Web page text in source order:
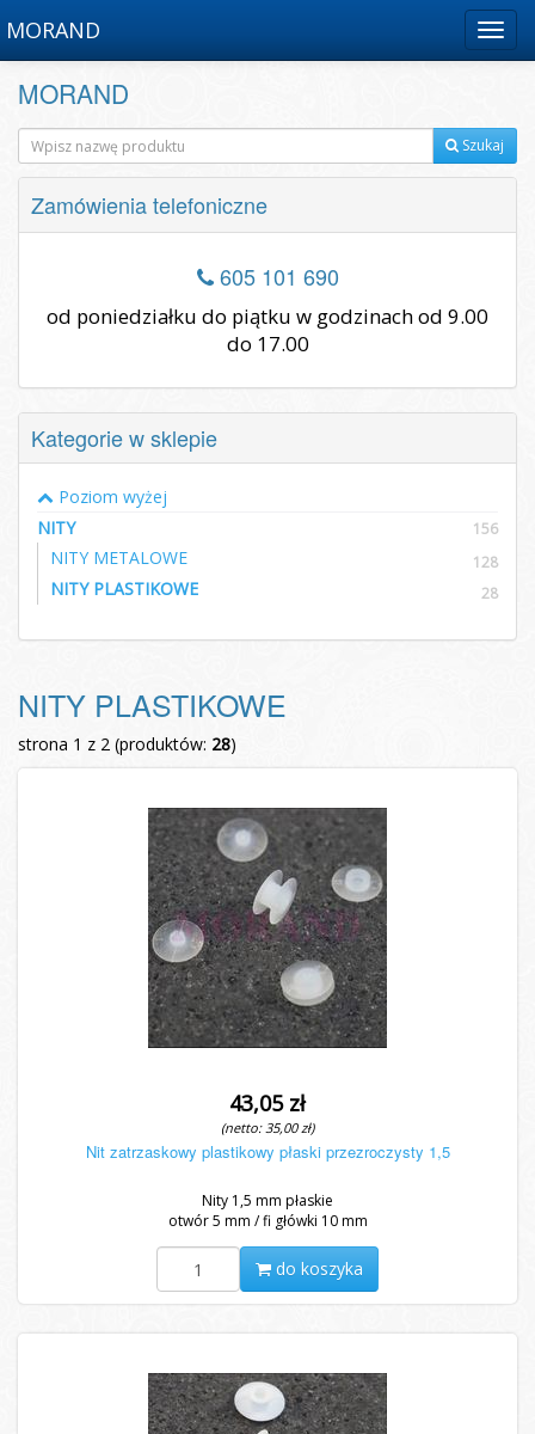
Menu
MORAND
MORAND
Szukaj
Zamówienia telefoniczne
605 101 690
od poniedziałku do piątku w godzinach od 9.00
do 17.00
Kategorie w sklepie
Poziom wyżej
NITY
156
NITY METALOWE 128
NITY PLASTIKOWE 28
NITY PLASTIKOWE
strona 1 z 2 (produktów: 28)
43,05 zł
(netto: 35,00 zł)
Nit zatrzaskowy plastikowy płaski przezroczysty 1,5
Nity 1,5 mm płaskie
otwór 5 mm / fi główki 10 mm
do koszyka